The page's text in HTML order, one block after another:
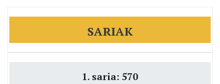
SARIAK
1. saria: 570